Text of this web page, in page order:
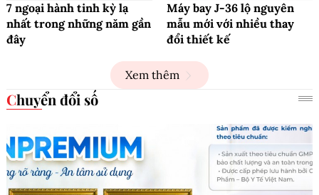
7 ngoại hành tinh kỳ lạ
nhất trong những năm gần
đây
Máy bay J-36 lộ nguyên
mẫu mới với nhiều thay
đổi thiết kế
Xem thêm
Chuyển đổi số